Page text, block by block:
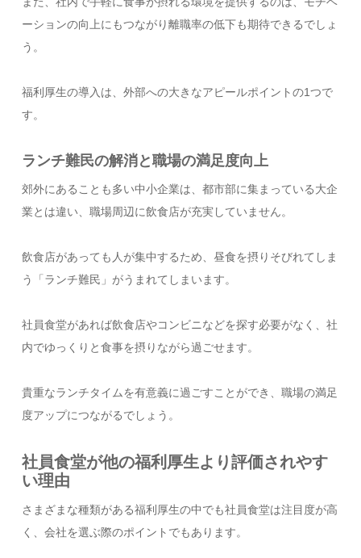
ーションの向上にもつながり離職率の低下も期待できるでしょ
う。
福利厚生の導入は、外部への大きなアピールポイントの1つで
す。
ランチ難民の解消と職場の満足度向上
郊外にあることも多い中小企業は、都市部に集まっている大企
業とは違い、職場周辺に飲食店が充実していません。
飲食店があっても人が集中するため、昼食を摂りそびれてしま
う「ランチ難民」がうまれてしまいます。
社員食堂があれば飲食店やコンビニなどを探す必要がなく、社
内でゆっくりと食事を摂りながら過ごせます。
貴重なランチタイムを有意義に過ごすことができ、職場の満足
度アップにつながるでしょう。
社員食堂が他の福利厚生より評価されやす
い理由
さまざまな種類がある福利厚生の中でも社員食堂は注目度が高
く、会社を選ぶ際のポイントでもあります。